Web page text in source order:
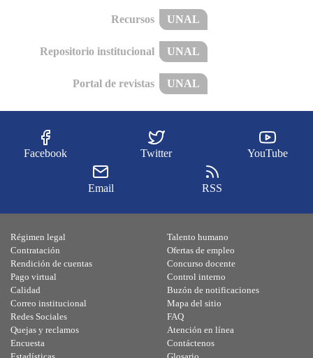
Recursos UNAL
Repositorio institucional UNAL
Portal de revistas UNAL
Facebook Twitter YouTube
Email RSS
Régimen legal
Contratación
Rendición de cuentas
Pago virtual
Calidad
Talento humano
Ofertas de empleo
Concurso docente
Control interno
Buzón de notificaciones
Correo institucional
Redes Sociales
Quejas y reclamos
Encuesta
Mapa del sitio
FAQ
Atención en línea
Contáctenos